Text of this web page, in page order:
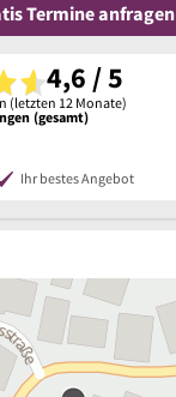
Termine anfragen
4,6 / 5
(letzten 12 Monate)
(gesamt)
Ihr bestes Angebot